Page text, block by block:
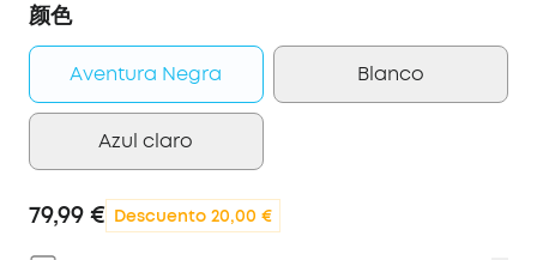
颜色
Aventura Negra Blanco
Azul claro
79,99 € Descuento 20,00 €